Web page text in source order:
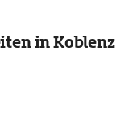
in Koblenz